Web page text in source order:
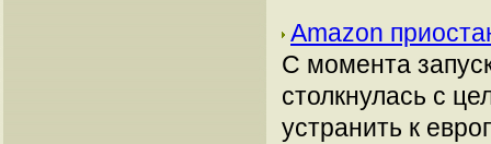
Amazon
С момента
столкнулась с
устранить к